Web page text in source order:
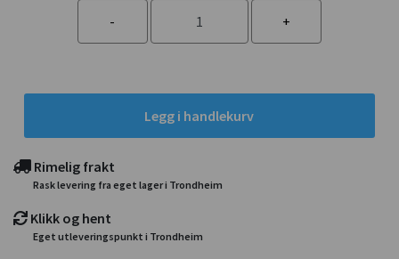
Legg i handlekurv
Rimelig frakt
Rask levering fra eget lager i Trondheim
Klikk og hent
Eget utleveringspunkt i Trondheim